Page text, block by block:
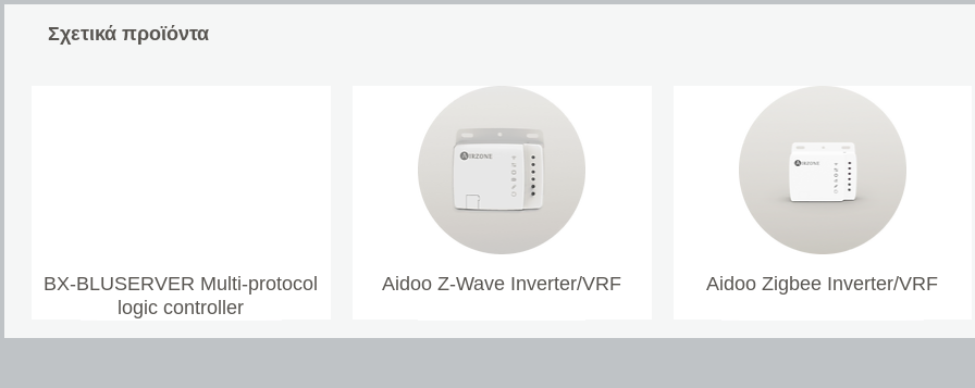
Σχετικά προϊόντα
BX-BLUSERVER Multi-protocol
logic controller
Aidoo Z-Wave Inverter/VRF Aidoo Zigbee Inverter/VRF